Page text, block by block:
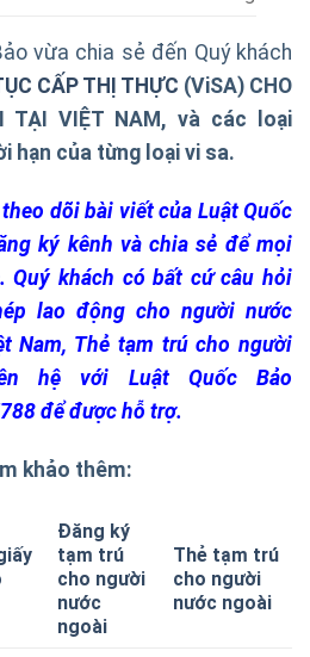
vừa chia sẻ đến Quý khách
ỤC CẤP TH TH ỰC (ViSA) CHO
TẠI VI ỆT NAM , và các loại
hạn của từng loại vi sa.
dõi bài viết của Luật Quốc
ký kênh và chia sẻ để mọi
Quý khách có bất cứ câu hỏi
lao động cho người nước
Nam, Thẻ tạm trú cho người
hệ với Luật Quốc Bảo
để được hỗ trợ.
khảo thêm:
Đăng ký
tạm trú
cho người
nước
ngoài
Thẻ tạm trú
cho người
nước ngoài